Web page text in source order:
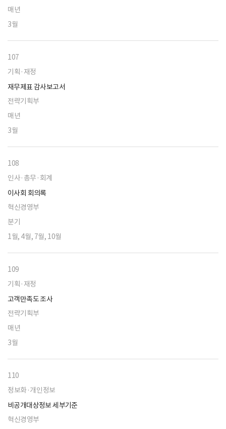
매년
3월
107
기획·재정
재무제표 감사보고서
전략기획부
매년
3월
108
인사·총무·회계
이사회 회의록
혁신경영부
분기
1월, 4월, 7월, 10월
109
기획·재정
고객만족도 조사
전략기획부
매년
3월
110
정보화·개인정보
비공개대상정보 세부기준
혁신경영부